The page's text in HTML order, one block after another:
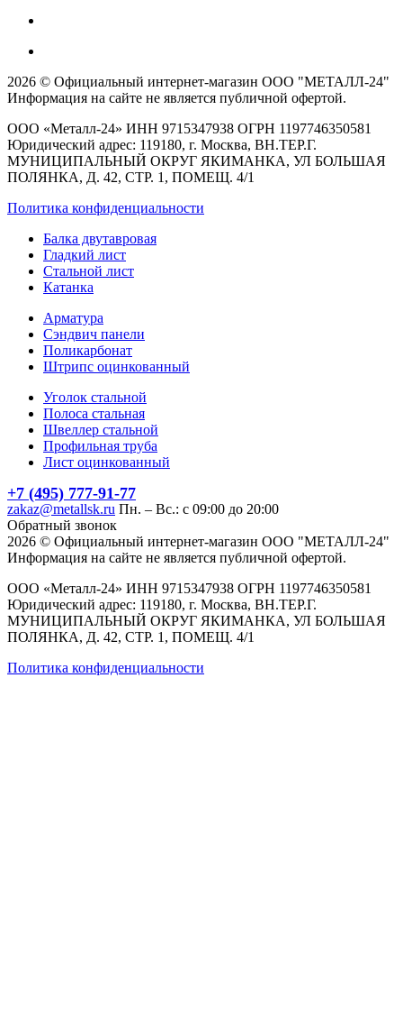
2026 © Официальный интернет-магазин ООО "МЕТАЛЛ-24"
Информация на сайте не является публичной офертой.
ООО «Металл-24» ИНН 9715347938 ОГРН 1197746350581
Юридический адрес: 119180, г. Москва, ВН.ТЕР.Г.
МУНИЦИПАЛЬНЫЙ ОКРУГ ЯКИМАНКА, УЛ БОЛЬШАЯ
ПОЛЯНКА, Д. 42, СТР. 1, ПОМЕЩ. 4/1
Политика конфиденциальности
Балка двутавровая
Гладкий лист
Стальной лист
Катанка
Арматура
Сэндвич панели
Поликарбонат
Штрипс оцинкованный
Уголок стальной
Полоса стальная
Швеллер стальной
Профильная труба
Лист оцинкованный
+7 (495) 777-91-77
zakaz@metallsk.ru Пн. – Вс.: с 09:00 до 20:00
Обратный звонок
2026 © Официальный интернет-магазин ООО "МЕТАЛЛ-24"
Информация на сайте не является публичной офертой.
ООО «Металл-24» ИНН 9715347938 ОГРН 1197746350581
Юридический адрес: 119180, г. Москва, ВН.ТЕР.Г.
МУНИЦИПАЛЬНЫЙ ОКРУГ ЯКИМАНКА, УЛ БОЛЬШАЯ
ПОЛЯНКА, Д. 42, СТР. 1, ПОМЕЩ. 4/1
Политика конфиденциальности